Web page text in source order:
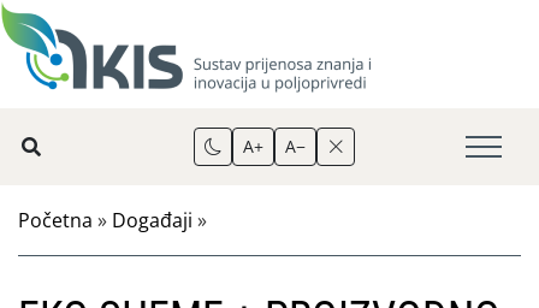
A+ A−
Početna » Događaji »